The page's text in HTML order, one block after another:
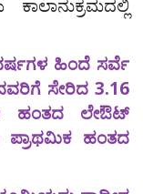
ಹಿಂದೆ ಸರ್ವೆ
ಸೇರಿದ 3.16
ಹಂತದ ಲೇಔಟ್
ಪ್ರಾಥಮಿಕ ಹಂತದ